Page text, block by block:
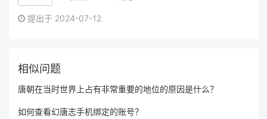
提出于 2024-07-12
相似问题
唐朝在当时世界上占有非常重要的地位的原因是什么？
如何查看幻唐志手机绑定的账号？